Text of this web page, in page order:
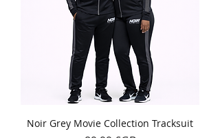
Noir Grey Movie Collection Tracksuit